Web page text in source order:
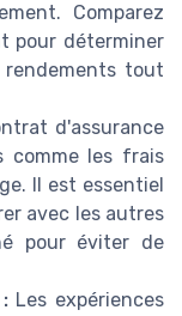
Comparez
pour déterminer
rendements tout
d'assurance
comme les frais
Il est essentiel
avec les autres
pour éviter de
Les expériences